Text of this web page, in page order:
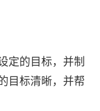
定的目标，并制
目标清晰，并帮